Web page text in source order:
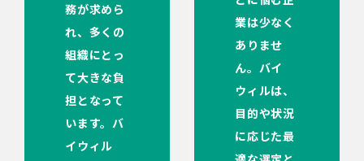
務が求めら
れ、多くの
組織にとっ
て大きな負
担となって
います。バ
イウィル
業は少なく
ありませ
ん。バイ
ウィルは、
目的や状況
に応じた最